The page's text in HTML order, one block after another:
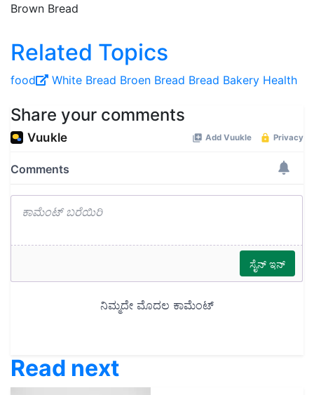
Brown Bread
Related Topics
food White Bread Broen Bread Bread Bakery Health
Share your comments
Read next